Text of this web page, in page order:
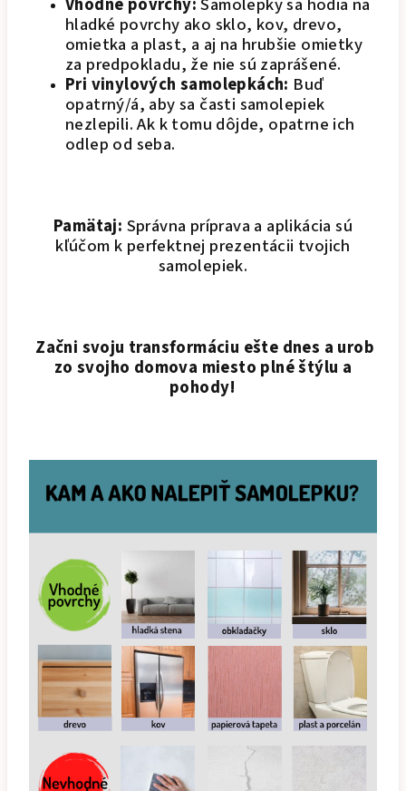
hladké povrchy ako sklo, kov, drevo,
omietka a plast, a aj na hrubšie omietky
za predpokladu, že nie sú zaprášené.
Pri vinylových samolepkách: Buď
opatrný/á, aby sa časti samolepiek
nezlepili. Ak k tomu dôjde, opatrne ich
odlep od seba.
Pamätaj: Správna príprava a aplikácia sú
kľúčom k perfektnej prezentácii tvojich
samolepiek.
Začni svoju transformáciu ešte dnes a urob
zo svojho domova miesto plné štýlu a
pohody!